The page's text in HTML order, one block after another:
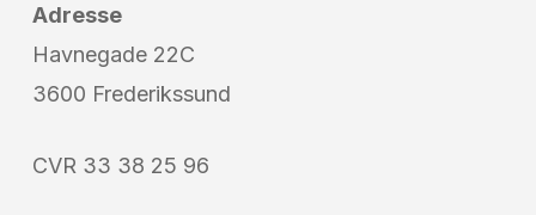
Adresse
Havnegade 22C
3600 Frederikssund
CVR 33 38 25 96